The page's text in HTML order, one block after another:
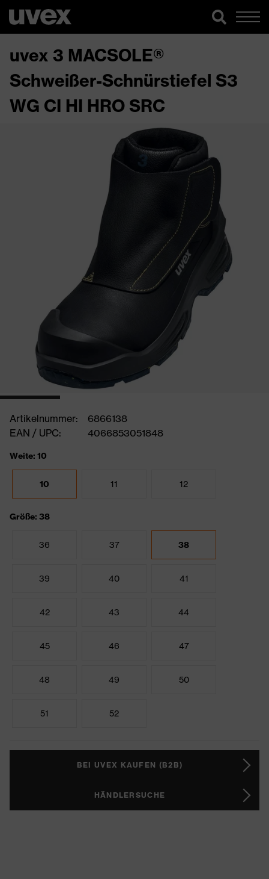
uvex 3 MACSOLE®
Schweißer-Schnürstiefel S3
WG CI HI HRO SRC
Artikelnummer:
6866138
EAN / UPC:
4066853051848
Weite: 10
10 11 12
Größe: 38
36 37 38
39 40 41
42 43 44
45 46 47
48 49 50
51 52
BEI UVEX KAUFEN (B2B)
HÄNDLERSUCHE